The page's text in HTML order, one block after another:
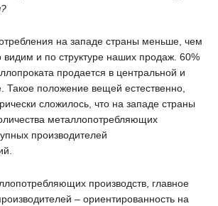
на западе страны меньше, чем
видим и по структуре наших продаж. 60%
продается в центральной и
Такое положение вещей естественно,
сложилось, что на западе страны
металлопотребляющих
производителей
производств, главное
– ориентированность на